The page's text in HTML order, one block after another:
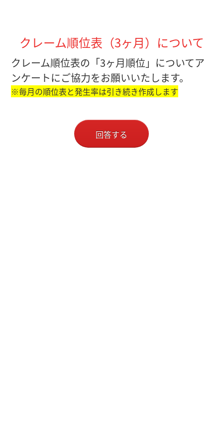
クレーム順位表（3ヶ月）について
クレーム順位表の「3ヶ月順位」についてア
ンケートにご協力をお願いいたします。
※毎月の順位表と発生率は引き続き作成します
回答する